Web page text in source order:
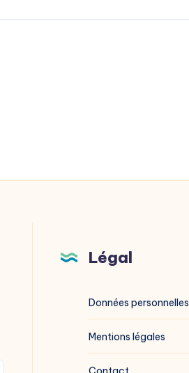
Légal
Données personnelles
Mentions légales